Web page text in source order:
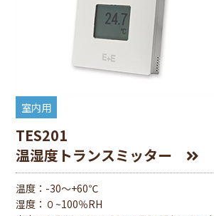
室内用
TES201
温湿度トランスミッター
温度：-30～+60℃
湿度：０~100％RH